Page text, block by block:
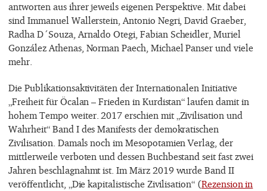
antworten aus ihrer jeweils eigenen Perspektive. Mit dabei
sind Immanuel Wallerstein, Antonio Negri, David Graeber,
Radha D´Souza, Arnaldo Otegi, Fabian Scheidler, Muriel
González Athenas, Norman Paech, Michael Panser und viele
mehr.
Die Publikationsaktivitäten der Internationalen Initiative
„Freiheit für Öcalan – Frieden in Kurdistan“ laufen damit in
hohem Tempo weiter. 2017 erschien mit „Zivilisation und
Wahrheit“ Band I des Manifests der demokratischen
Zivilisation. Damals noch im Mesopotamien Verlag, der
mittlerweile verboten und dessen Buchbestand seit fast zwei
Jahren beschlagnahmt ist. Im März 2019 wurde Band II
veröffentlicht, „Die kapitalistische Zivilisation“ (Rezension in